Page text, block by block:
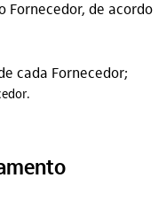
Fornecedor, de acordo
cada Fornecedor;
.